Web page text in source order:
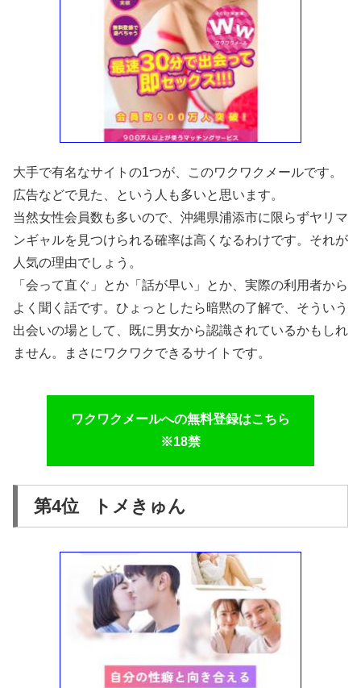
大手で有名なサイトの1つが、このワクワクメールです。
広告などで見た、という人も多いと思います。
当然女性会員数も多いので、沖縄県浦添市に限らずヤリマ
ンギャルを見つけられる確率は高くなるわけです。それが
人気の理由でしょう。
「会って直ぐ」とか「話が早い」とか、実際の利用者から
よく聞く話です。ひょっとしたら暗黙の了解で、そういう
出会いの場として、既に男女から認識されているかもしれ
ません。まさにワクワクできるサイトです。
ワクワクメールへの無料登録はこちら
※18禁
第4位 トメきゅん